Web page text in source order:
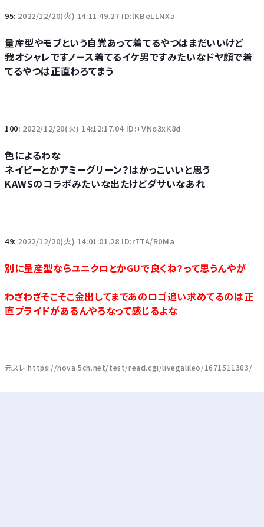
95: 2022/12/20(火) 14:11:49.27 ID:lKBeLLNXa
量産型やモブという自覚あって着てるやつはまだいいけど
我オシャレですノース着てるイケ男ですみたいなドヤ顔で着
てるやつは正直わろてまう
100: 2022/12/20(火) 14:12:17.04 ID:+VNo3xK8d
色によるわな
ネイビーとかアミーグリーン？はかっこいいと思う
KAWSのコラボみたいな出たけどダサいなあれ
49: 2022/12/20(火) 14:01:01.28 ID:r7TA/R0Ma
別に量産型ならユニクロとかGUで良くね？って思うんやが
わざわざそこそこ金出してまであのロゴ追い求めてるのは正
直プライドがあるんやろなって感じるよな
元スレ:https://nova.5ch.net/test/read.cgi/livegalileo/1671511303/